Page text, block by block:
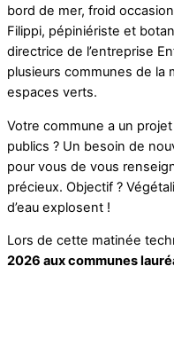
bord de mer, froid
Filippi, pépiniériste et
directrice de l’entreprise
plusieurs communes de la
espaces verts.
Votre commune a un
publics ? Un besoin de
pour vous de vous
précieux. Objectif ?
d’eau explosent !
Lors de cette matinée
2026 aux communes